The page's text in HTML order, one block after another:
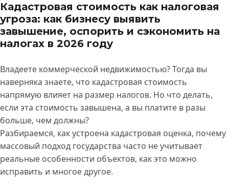
Кадастровая стоимость как налоговая
угроза: как бизнесу выявить
завышение, оспорить и сэкономить на
налогах в 2026 году
Владеете коммерческой недвижимостью? Тогда вы
наверняка знаете, что кадастровая стоимость
напрямую влияет на размер налогов. Но что делать,
если эта стоимость завышена, а вы платите в разы
больше, чем должны?
Разбираемся, как устроена кадастровая оценка, почему
массовый подход государства часто не учитывает
реальные особенности объектов, как это можно
исправить и многое другое.